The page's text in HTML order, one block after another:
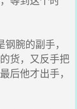
腕的副手，
货，又反手把
后他才出手，